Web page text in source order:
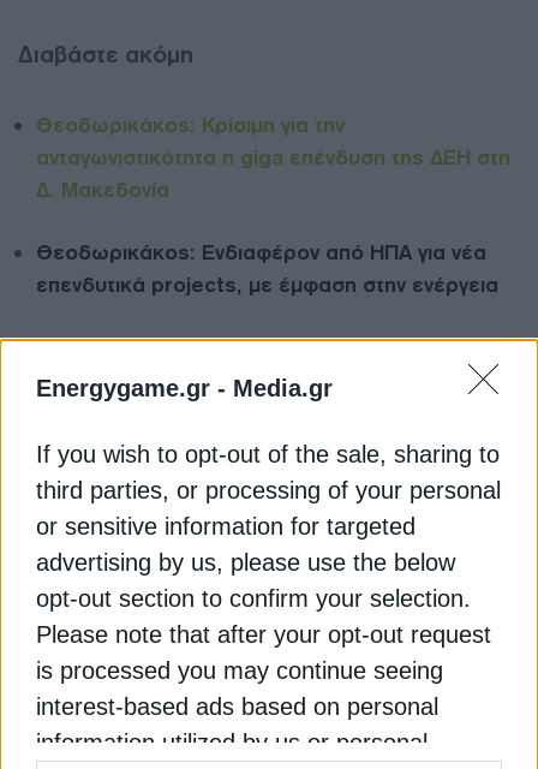
Energygame.gr - Media.gr
If you wish to opt-out of the sale, sharing to
third parties, or processing of your personal
or sensitive information for targeted
advertising by us, please use the below
opt-out section to confirm your selection.
Please note that after your opt-out request
is processed you may continue seeing
interest-based ads based on personal
information utilized by us or personal
Διαβάστε ακόμη
Θεοδωρικάκος: Κρίσιμη για την
ανταγωνιστικότητα η giga επένδυση της ΔΕΗ στη
Δ. Μακεδονία
Θεοδωρικάκος: Ενδιαφέρον από ΗΠΑ για νέα
επενδυτικά projects, με έμφαση στην ενέργεια
Σύγχυση για την παρέμβαση για το βιομηχανικό
ρεύμα, το μήνυμα του ΣΕΒ
ΤΑΚΗΣ ΘΕΟΔΩΡΙΚΑΚΟΣ
ΔΕΊΤΕ ΕΠΊΣΗΣ